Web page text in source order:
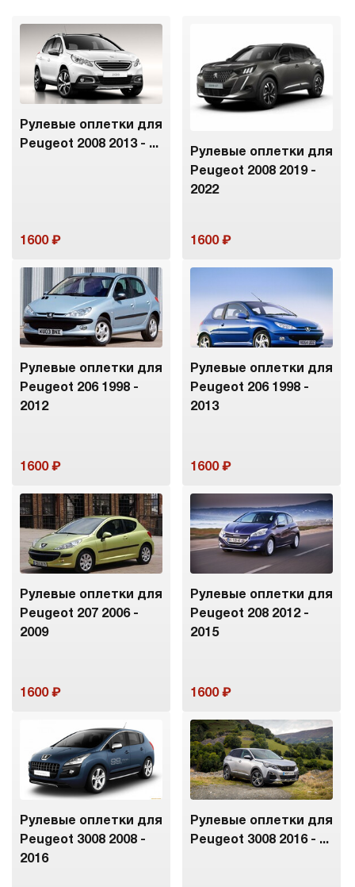
Рулевые оплетки для
Peugeot 2008 2013 - ...
1600
Рулевые оплетки для
Peugeot 2008 2019 -
2022
1600
Рулевые оплетки для
Peugeot 206 1998 -
2012
1600
Рулевые оплетки для
Peugeot 206 1998 -
2013
1600
Рулевые оплетки для
Peugeot 207 2006 -
2009
1600
Рулевые оплетки для
Peugeot 208 2012 -
2015
1600
Рулевые оплетки для
Peugeot 3008 2008 -
2016
Рулевые оплетки для
Peugeot 3008 2016 - ...